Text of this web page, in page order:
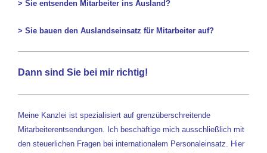
> Sie entsenden Mitarbeiter ins Ausland?
> Sie bauen den Auslandseinsatz für Mitarbeiter auf?
Dann sind Sie bei mir richtig!
Meine Kanzlei ist spezialisiert auf grenzüberschreitende
Mitarbeiterentsendungen. Ich beschäftige mich ausschließlich mit
den steuerlichen Fragen bei internationalem Personaleinsatz. Hier